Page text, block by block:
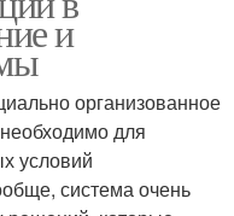
и
организованное
для
условий
система очень